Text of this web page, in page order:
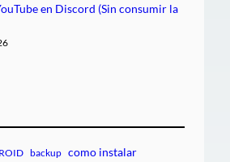
en Discord (Sin consumir la
backup como instalar